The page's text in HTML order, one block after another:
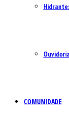
COMUNIDADE